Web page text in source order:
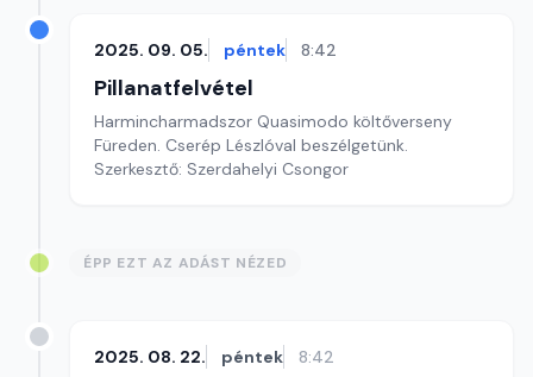
2025. 09. 05. péntek 8:42
Pillanatfelvétel
Harmincharmadszor Quasimodo költőverseny
Füreden. Cserép Lészlóval beszélgetünk.
Szerkesztő: Szerdahelyi Csongor
ÉPP EZT AZ ADÁST NÉZED
2025. 08. 22. péntek 8:42